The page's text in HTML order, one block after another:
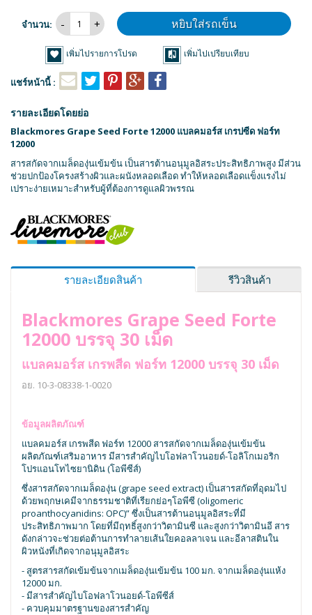
จำนวน: หยิบใส่รถเข็น
เพิ่มไปรายการโปรด เพิ่มไปเปรียบเทียบ
แชร์หน้านี้ :
รายละเอียดโดยย่อ
Blackmores Grape Seed Forte 12000 แบลคมอร์ส เกรปซีด ฟอร์ท
12000
สารสกัดจากเมล็ดองุ่นเข้มข้น เป็นสารต้านอนุมูลอิสระประสิทธิภาพสูง มีส่วน
ช่วยปกป้องโครงสร้างผิวและผนังหลอดเลือด ทำให้หลอดเลือดแข็งแรงไม่
เปราะง่ายเหมาะสำหรับผู้ที่ต้องการดูแลผิวพรรณ
รายละเอียดสินค้า รีวิวสินค้า
Blackmores Grape Seed Forte
12000 บรรจุ 30 เม็ด
แบลคมอร์ส เกรพสีด ฟอร์ท 12000 บรรจุ 30 เม็ด
อย. 10-3-08338-1-0020
ข้อมูลผลิตภัณฑ์
แบลคมอร์ส เกรพสีด ฟอร์ท 12000 สารสกัดจากเมล็ดองุ่นเข้มข้น
ผลิตภัณฑ์เสริมอาหาร มีสารสำคัญไบโอฟลาโวนอยด์-โอลิโกเมอริก
โปรแอนโทไซยานิดิน (โอพีซีส์)
ซึ่งสารสกัดจากเมล็ดองุ่น (grape seed extract) เป็นสารสกัดที่อุดมไป
ด้วยพฤกษเคมีจากธรรมชาติที่เรียกย่อๆโอพีซี (oligomeric
proanthocyanidins: OPC)” ซึ่งเป็นสารต้านอนุมูลอิสระที่มี
ประสิทธิภาพมาก โดยที่มีฤทธิ์สูงกว่าวิตามินซี และสูงกว่าวิตามินอี สาร
ดังกล่าวจะช่วยต่อต้านการทำลายเส้นใยคอลลาเจน และอีลาสตินใน
ผิวหนังที่เกิดจากอนุมูลอิสระ
- สูตรสารสกัดเข้มข้นจากเมล็ดองุ่นเข้มข้น 100 มก. จากเมล็ดองุ่นแห้ง
12000 มก.
- มีสารสำคัญไบโอฟลาโวนอยด์-โอพีซีส์
- ควบคุมมาตรฐานของสารสำคัญ